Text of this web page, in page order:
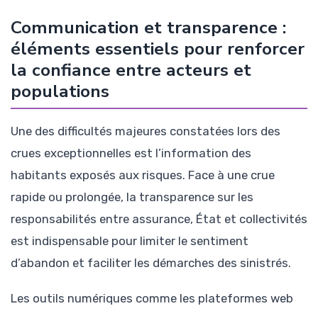
Communication et transparence :
éléments essentiels pour renforcer
la confiance entre acteurs et
populations
Une des difficultés majeures constatées lors des
crues exceptionnelles est l’information des
habitants exposés aux risques. Face à une crue
rapide ou prolongée, la transparence sur les
responsabilités entre assurance, État et collectivités
est indispensable pour limiter le sentiment
d’abandon et faciliter les démarches des sinistrés.
Les outils numériques comme les plateformes web